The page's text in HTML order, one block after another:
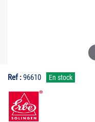
Ref :96610 En stock